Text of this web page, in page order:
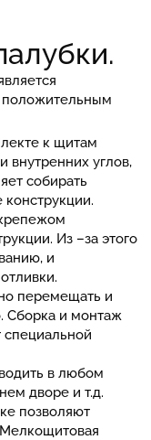
положительным
к щитам
внутренних углов,
собирать
Из –за этого
и
перемещать и
Сборка и монтаж
в любом
дворе и т.д.
позволяют